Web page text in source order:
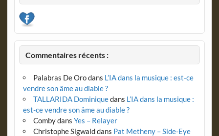
Commentaires récents :
Palabras De Orodans L’IA dans la musique : est-ce
vendre son âme au diable ?
TALLARIDA Dominiquedans L’IA dans la musique :
est-ce vendre son âme au diable ?
Combydans Yes – Relayer
Christophe Sigwalddans Pat Metheny – Side-Eye